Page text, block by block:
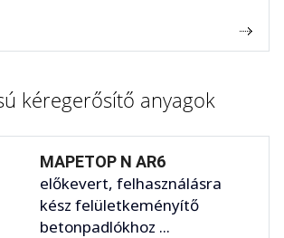
kéregerősítő anyagok
MAPETOP N AR6
előkevert, felhasználásra
kész felületkeményítő
betonpadlókhoz ...